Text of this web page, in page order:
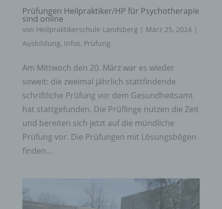
Prüfungen Heilpraktiker/HP für Psychotherapie
sind online
von Heilpraktikerschule Landsberg | März 25, 2024|
Ausbildung, Infos, Prüfung
Am Mittwoch den 20. März war es wieder
soweit: die zweimal jährlich stattfindende
schriftliche Prüfung vor dem Gesundheitsamt
hat stattgefunden. Die Prüflinge nutzen die Zeit
und bereiten sich jetzt auf die mündliche
Prüfung vor. Die Prüfungen mit Lösungsbögen
finden...